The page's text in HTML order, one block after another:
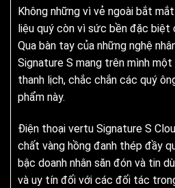
Không những vì vẻ ngoài bắt
liệu quý còn vì sức bền đặc biệt
Qua bàn tay của những nghệ
Signature S mang trên mình
thanh lịch, chắc chắn các quý
phẩm này.
Điện thoại vertu Signature S
chất vàng hồng đanh thép đầy
bậc doanh nhân săn đón và tin
và uy tín đối với các đối tác